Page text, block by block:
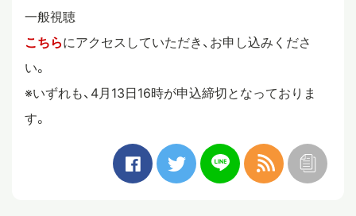
一般視聴
こちらにアクセスしていただき、お申し込みくださ
い。
※いずれも、4月13日16時が申込締切となっておりま
す。